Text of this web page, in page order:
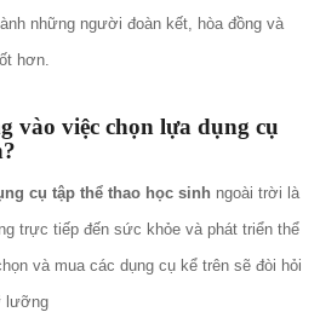
những người đoàn kết, hòa đồng và
hơn.
vào việc chọn lựa dụng cụ
cụ tập thể thao học sinh ngoài trời là
trực tiếp đến sức khỏe và phát triển thể
và mua các dụng cụ kể trên sẽ đòi hỏi
lưỡng